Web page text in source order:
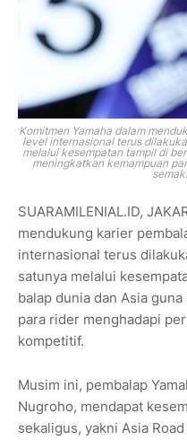
Komitmen Yamaha dalam
level internasional terus
melalui kesempatan tampil di
meningkatkan kemampuan
SUARAMILENIAL.ID,
mendukung karier
internasional terus
satunya melalui
balap dunia dan Asia
para rider menghadapi
kompetitif.
Musim ini, pembalap
Nugroho, mendapat
sekaligus, yakni Asia